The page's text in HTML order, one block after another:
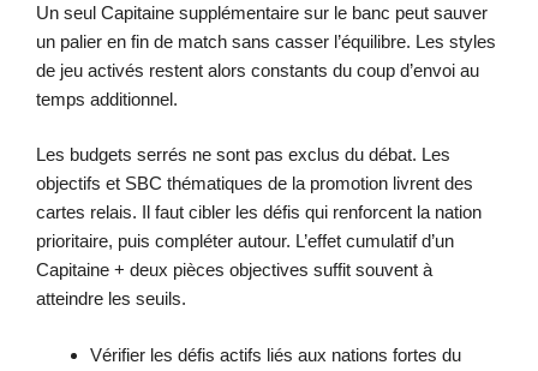
Un seul Capitaine supplémentaire sur le banc peut sauver
un palier en fin de match sans casser l’équilibre. Les styles
de jeu activés restent alors constants du coup d’envoi au
temps additionnel.
Les budgets serrés ne sont pas exclus du débat. Les
objectifs et SBC thématiques de la promotion livrent des
cartes relais. Il faut cibler les défis qui renforcent la nation
prioritaire, puis compléter autour. L’effet cumulatif d’un
Capitaine + deux pièces objectives suffit souvent à
atteindre les seuils.
Vérifier les défis actifs liés aux nations fortes du